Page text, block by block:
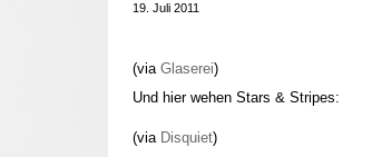
19. Juli 2011
(via Glaserei)
Und hier wehen Stars & Stripes:
(via Disquiet)